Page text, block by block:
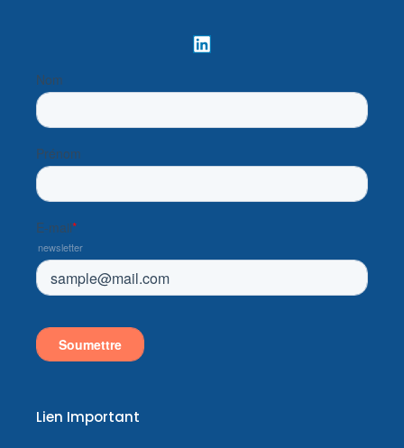
L
i
k
d
n
Lien Important